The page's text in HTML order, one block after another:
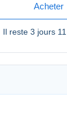
Acheter
Il reste3 jours